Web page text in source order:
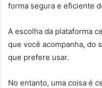
forma segura e eficiente
A escolha da plataforma
que você acompanha, do
que prefere usar.
No entanto, uma coisa é